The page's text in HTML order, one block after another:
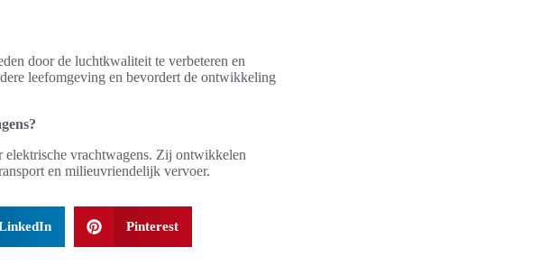
door de luchtkwaliteit te verbeteren en
leefomgeving en bevordert de ontwikkeling
vrachtwagens. Zij ontwikkelen
en milieuvriendelijk vervoer.
Pinterest